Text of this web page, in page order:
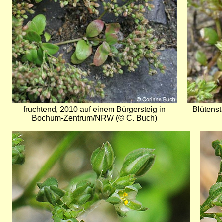
fruchtend, 2010 auf einem Bürgersteig in
Bochum-Zentrum/NRW (© C. Buch)
Bild Bild